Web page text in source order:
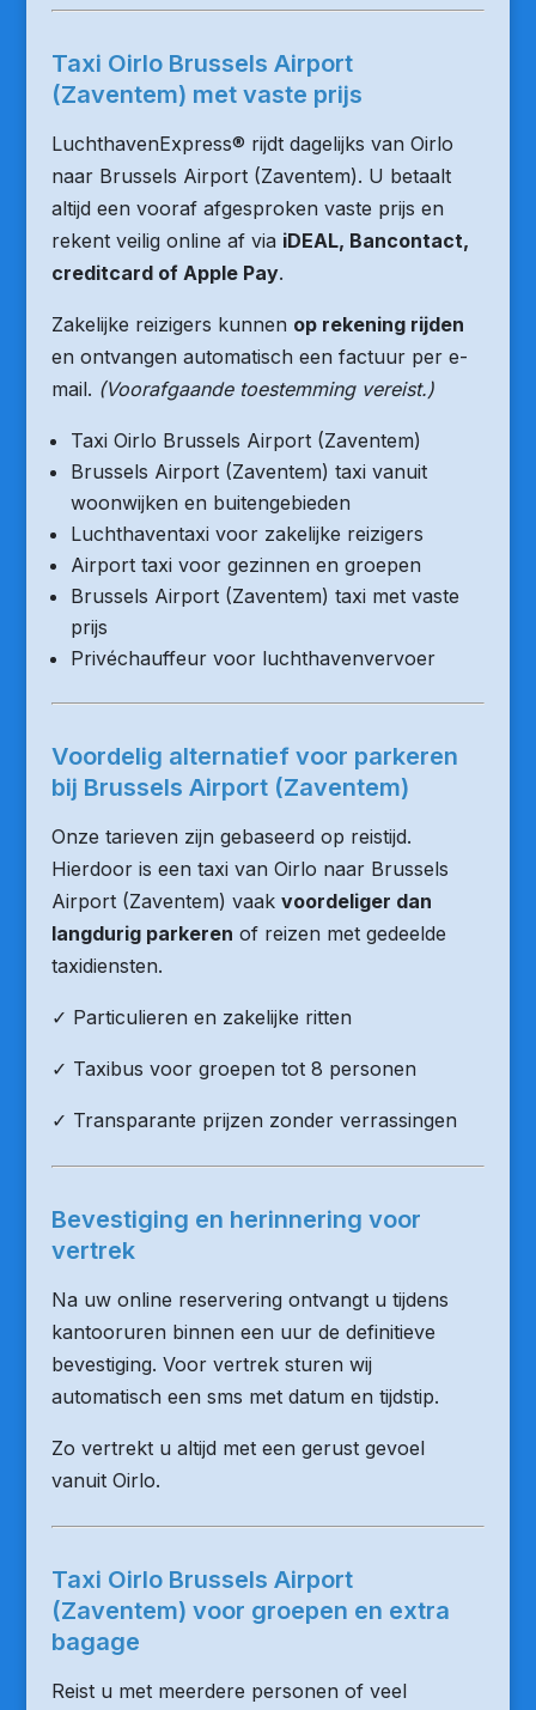
Taxi Oirlo Brussels Airport
(Zaventem) met vaste prijs
LuchthavenExpress® rijdt dagelijks van Oirlo
naar Brussels Airport (Zaventem). U betaalt
altijd een vooraf afgesproken vaste prijs en
rekent veilig online af via iDEAL, Bancontact,
creditcard of Apple Pay.
Zakelijke reizigers kunnen op rekening rijden
en ontvangen automatisch een factuur per e-
mail. (Voorafgaande toestemming vereist.)
Taxi Oirlo Brussels Airport (Zaventem)
Brussels Airport (Zaventem) taxi vanuit
woonwijken en buitengebieden
Luchthaventaxi voor zakelijke reizigers
Airport taxi voor gezinnen en groepen
Brussels Airport (Zaventem) taxi met vaste
prijs
Privéchauffeur voor luchthavenvervoer
Voordelig alternatief voor parkeren
bij Brussels Airport (Zaventem)
Onze tarieven zijn gebaseerd op reistijd.
Hierdoor is een taxi van Oirlo naar Brussels
Airport (Zaventem) vaak voordeliger dan
langdurig parkeren of reizen met gedeelde
taxidiensten.
✓ Particulieren en zakelijke ritten
✓ Taxibus voor groepen tot 8 personen
✓ Transparante prijzen zonder verrassingen
Bevestiging en herinnering voor
vertrek
Na uw online reservering ontvangt u tijdens
kantooruren binnen een uur de definitieve
bevestiging. Voor vertrek sturen wij
automatisch een sms met datum en tijdstip.
Zo vertrekt u altijd met een gerust gevoel
vanuit Oirlo.
Taxi Oirlo Brussels Airport
(Zaventem) voor groepen en extra
bagage
Reist u met meerdere personen of veel